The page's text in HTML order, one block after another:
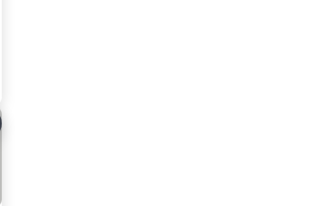
suosikkeihin